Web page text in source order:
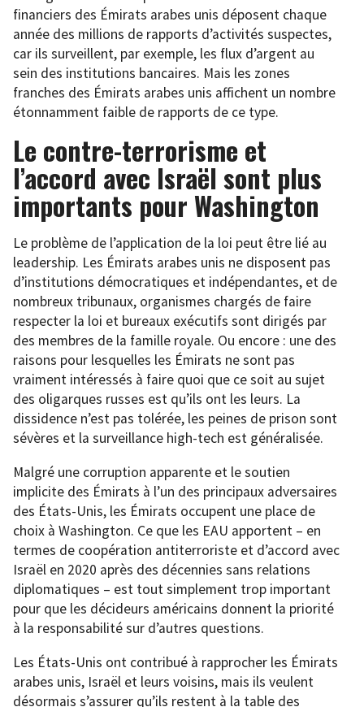
financiers des Émirats arabes unis déposent chaque
année des millions de rapports d’activités suspectes,
car ils surveillent, par exemple, les flux d’argent au
sein des institutions bancaires. Mais les zones
franches des Émirats arabes unis affichent un nombre
étonnamment faible de rapports de ce type.
Le contre-terrorisme et
l’accord avec Israël sont plus
importants pour Washington
Le problème de l’application de la loi peut être lié au
leadership. Les Émirats arabes unis ne disposent pas
d’institutions démocratiques et indépendantes, et de
nombreux tribunaux, organismes chargés de faire
respecter la loi et bureaux exécutifs sont dirigés par
des membres de la famille royale. Ou encore : une des
raisons pour lesquelles les Émirats ne sont pas
vraiment intéressés à faire quoi que ce soit au sujet
des oligarques russes est qu’ils ont les leurs. La
dissidence n’est pas tolérée, les peines de prison sont
sévères et la surveillance high-tech est généralisée.
Malgré une corruption apparente et le soutien
implicite des Émirats à l’un des principaux adversaires
des États-Unis, les Émirats occupent une place de
choix à Washington. Ce que les EAU apportent – en
termes de coopération antiterroriste et d’accord avec
Israël en 2020 après des décennies sans relations
diplomatiques – est tout simplement trop important
pour que les décideurs américains donnent la priorité
à la responsabilité sur d’autres questions.
Les États-Unis ont contribué à rapprocher les Émirats
arabes unis, Israël et leurs voisins, mais ils veulent
désormais s’assurer qu’ils restent à la table des